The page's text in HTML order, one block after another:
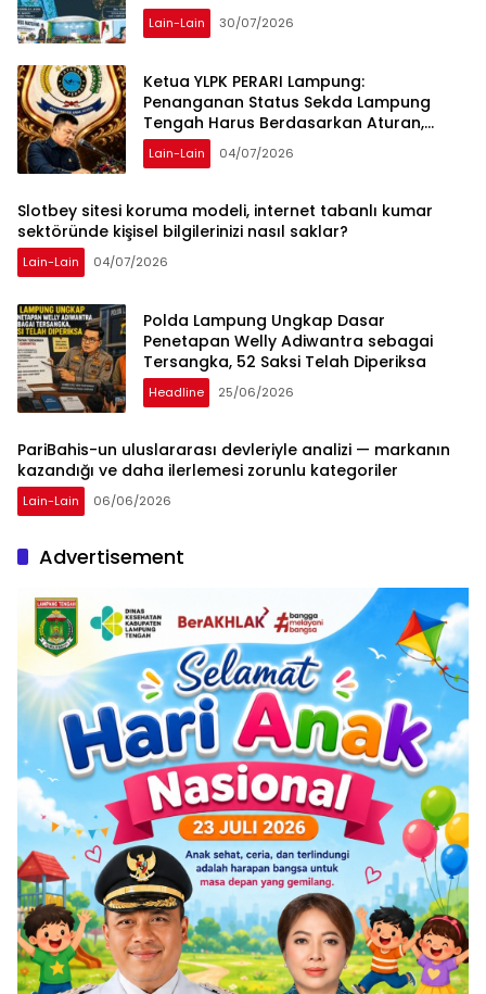
Lain-Lain 30/07/2026
Ketua YLPK PERARI Lampung:
Penanganan Status Sekda Lampung
Tengah Harus Berdasarkan Aturan,
Bukan Tekanan Opini
Lain-Lain 04/07/2026
Slotbey sitesi koruma modeli, internet tabanlı kumar
sektöründe kişisel bilgilerinizi nasıl saklar?
Lain-Lain 04/07/2026
Polda Lampung Ungkap Dasar
Penetapan Welly Adiwantra sebagai
Tersangka, 52 Saksi Telah Diperiksa
Headline 25/06/2026
PariBahis-un uluslararası devleriyle analizi — markanın
kazandığı ve daha ilerlemesi zorunlu kategoriler
Lain-Lain 06/06/2026
Advertisement